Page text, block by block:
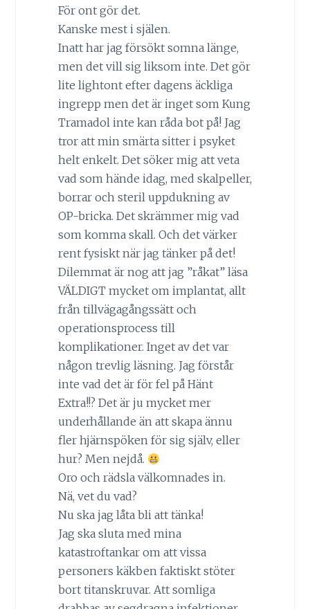
För ont gör det.
Kanske mest i själen.
Inatt har jag försökt somna länge,
men det vill sig liksom inte. Det gör
lite lightont efter dagens äckliga
ingrepp men det är inget som Kung
Tramadol inte kan råda bot på! Jag
tror att min smärta sitter i psyket
helt enkelt. Det söker mig att veta
vad som hände idag, med skalpeller,
borrar och steril uppdukning av
OP-bricka. Det skrämmer mig vad
som komma skall. Och det värker
rent fysiskt när jag tänker på det!
Dilemmat är nog att jag ”råkat” läsa
VÄLDIGT mycket om implantat, allt
från tillvägagångssätt och
operationsprocess till
komplikationer. Inget av det var
någon trevlig läsning. Jag förstår
inte vad det är för fel på Hänt
Extra!!? Det är ju mycket mer
underhållande än att skapa ännu
fler hjärnspöken för sig själv, eller
hur? Men nejdå.
Oro och rädsla välkomnades in.
Nä, vet du vad?
Nu ska jag låta bli att tänka!
Jag ska sluta med mina
katastroftankar om att vissa
personers käkben faktiskt stöter
bort titanskruvar. Att somliga